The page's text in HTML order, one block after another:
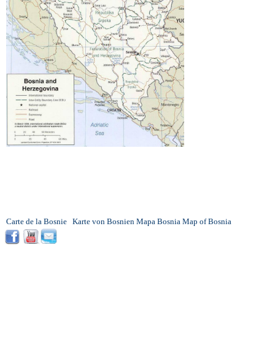
Carte de la Bosnie Karte von Bosnien Mapa Bosnia Map of Bosnia